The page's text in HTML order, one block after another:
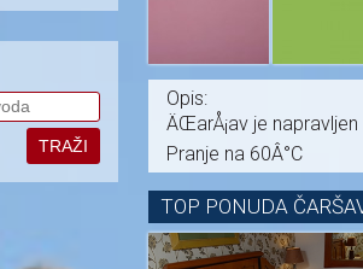
Opis:
ÄŒarÅ¡av je napravljen
Pranje na 60Â°C
TOP PONUDA
TRAŽI